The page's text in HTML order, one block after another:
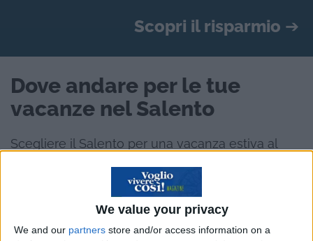
We value your privacy
We and our partners store and/or access information on a
Scopri il risparmio ➔
Dove andare per le tue
vacanze nel Salento
Scegliere il Salento per una vacanza estiva al
semplice, che spesso apre a ragionamenti più
dove andare per vivere davvero